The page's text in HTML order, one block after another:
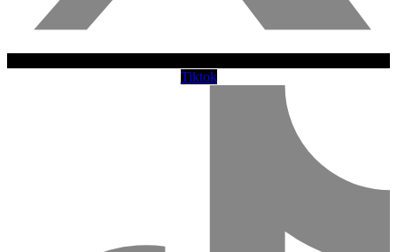
Tiktok